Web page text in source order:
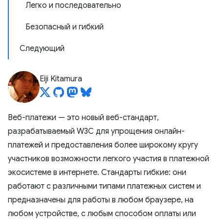
Легко и последовательно
Безопасный и гибкий
Следующий
Eiji Kitamura
Веб-платежи — это новый веб-стандарт,
разрабатываемый W3C для упрощения онлайн-
платежей и предоставления более широкому кругу
участников возможности легкого участия в платежной
экосистеме в интернете. Стандарты гибкие: они
работают с различными типами платежных систем и
предназначены для работы в любом браузере, на
любом устройстве, с любым способом оплаты или